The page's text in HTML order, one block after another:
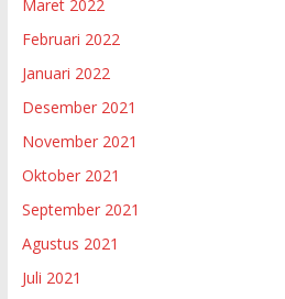
Maret 2022
Februari 2022
Januari 2022
Desember 2021
November 2021
Oktober 2021
September 2021
Agustus 2021
Juli 2021